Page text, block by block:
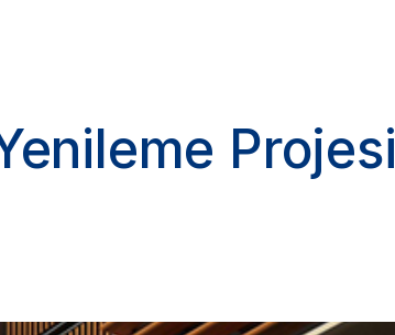
Projesi